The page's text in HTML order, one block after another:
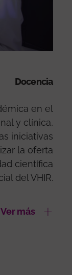
Docencia
en el
y clínica,
iniciativas
la oferta
científica
del VHIR.
Ver más